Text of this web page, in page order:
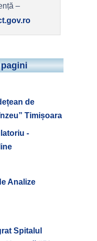
–
de
Timișoara
-
Analize
Spitalul